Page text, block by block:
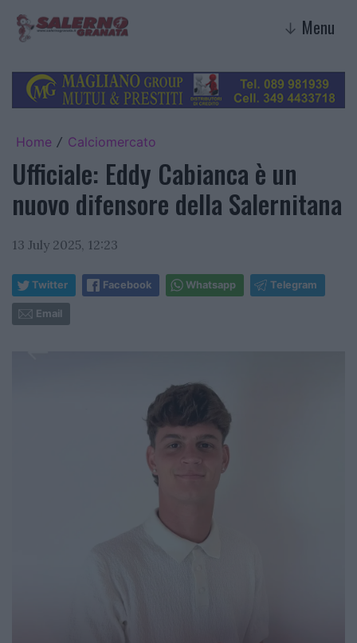
↓ Menu
Home / Calciomercato
Ufficiale: Eddy Cabianca è un
nuovo difensore della Salernitana
13 July 2025, 12:23
Twitter Facebook Whatsapp Telegram
Email